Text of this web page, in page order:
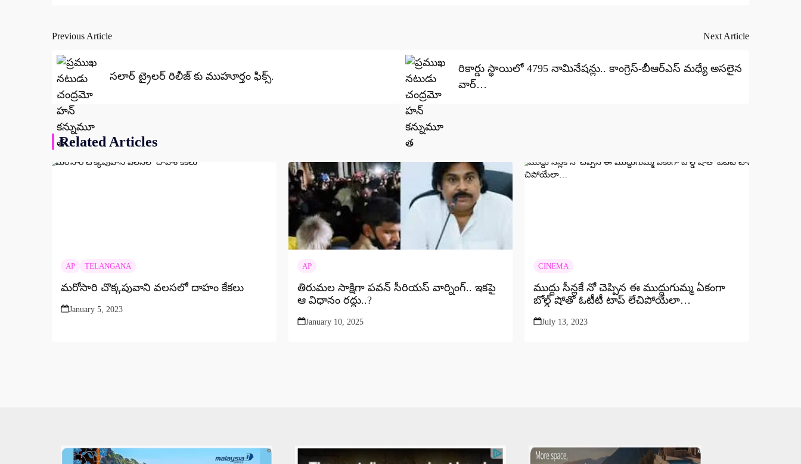
Post
navigation
Previous Article
సలార్ ట్రైలర్ రిలీజ్ కు ముహూర్తం ఫిక్స్.
Next Article
రికార్డు స్థాయిలో 4795 నామినేషన్లు.. కాంగ్రెస్-బీఆర్ఎస్ మధ్యే అసలైన
వార్…
Related Articles
AP TELANGANA
మరోసారి చొక్కపువాని వలసలో దాహం కేకలు
January 5, 2023
AP
తిరుమల సాక్షిగా పవన్ సీరియస్ వార్నింగ్.. ఇకపై
ఆ విధానం రద్దు..?
January 10, 2025
CINEMA
ముద్దు సీన్లకే నో చెప్పిన ఈ ముద్దుగుమ్మ ఏకంగా
బోల్డ్ షోతో ఓటీటీ టాప్ లేచిపోయేలా…
July 13, 2023